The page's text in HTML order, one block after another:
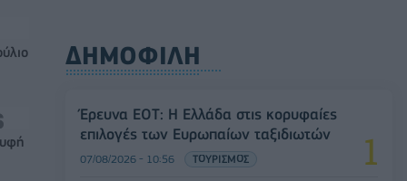
ΔΗΜΟΦΙΛΗ
Έρευνα ΕΟΤ: Η Ελλάδα στις κορυφαίες
επιλογές των Ευρωπαίων ταξιδιωτών
07/08/2026 - 10:56 ΤΟΥΡΙΣΜΟΣ